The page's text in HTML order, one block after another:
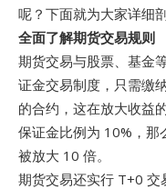
呢？下面就为大家详细剖
全面了解期货交易规则
期货交易与股票、基金
证金交易制度，只需缴
的合约，这在放大收益
保证金比例为 10%，那
被放大 10 倍。
期货交易还实行 T+0 交